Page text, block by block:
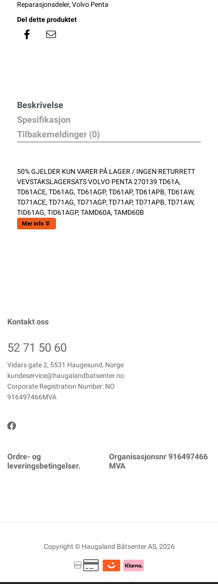
Reparasjonsdeler, Volvo Penta
Del dette produktet
Beskrivelse
Spesifikasjon
Tilbakemeldinger (0)
50% GJELDER KUN VARER PÅ LAGER / INGEN RETURRETT
VEVSTAKSLAGERSATS VOLVO PENTA 270139 TD61A,
TD61ACE, TD61AG, TD61AGP, TD61AP, TD61APB, TD61AW,
TD71ACE, TD71AG, TD71AGP, TD71AP, TD71APB, TD71AW,
TID61AG, TID61AGP, TAMD60A, TAMD60B
Mer info
Kontakt oss
52 71 50 60
Vidars gate 2, 5531 Haugesund, Norge
kundeservice@haugalandbatsenter.no
Corporate Registration Number: NO
916497466MVA
Ordre- og
leveringsbetingelser.
Organisasjonsnr 916497466
MVA
Copyright © Haugaland Båtsenter AS, 2026